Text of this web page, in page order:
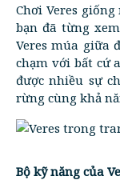
Chơi Veres
bạn đã từng
Veres múa giữa
chạm với bất cứ
được nhiều sự
rừng cùng khả
Bộ kỹ năng của